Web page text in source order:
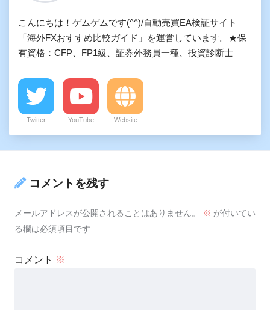
こんにちは！ゲムゲムです(^^)/自動売買EA検証サイト
「海外FXおすすめ比較ガイド」を運営しています。★保
有資格：CFP、FP1級、証券外務員一種、投資診断士
Twitter YouTube Website
コメントを残す
メールアドレスが公開されることはありません。 ※ が付いてい
る欄は必須項目です
コメント ※